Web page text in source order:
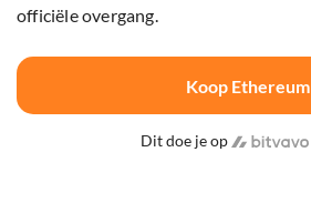
officiële overgang.
Koop Ethereum
Dit doe je op